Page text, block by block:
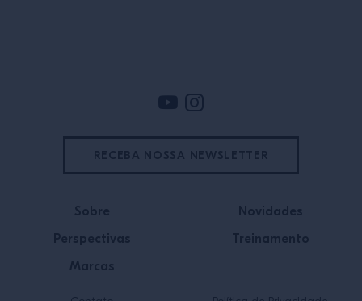
Sobre
Perspectivas
Marcas
Novidades
Treinamento
RECEBA NOSSA NEWSLETTER